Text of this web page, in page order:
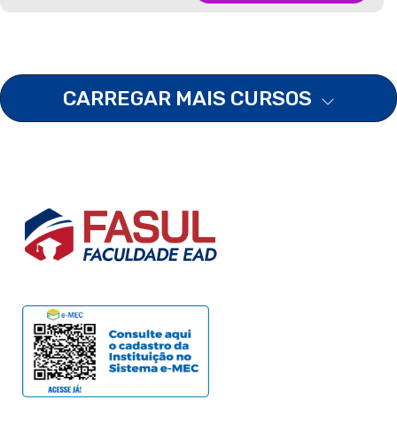
CARREGAR MAIS CURSOS